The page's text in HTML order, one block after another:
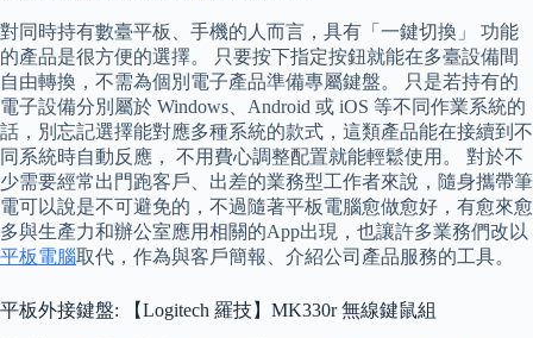
對同時持有數臺平板、手機的人而言，具有「一鍵切換」 功能
的產品是很方便的選擇。 只要按下指定按鈕就能在多臺設備間
自由轉換，不需為個別電子產品準備專屬鍵盤。 只是若持有的
電子設備分別屬於 Windows、Android 或 iOS 等不同作業系統的
話，別忘記選擇能對應多種系統的款式，這類產品能在接續到不
同系統時自動反應， 不用費心調整配置就能輕鬆使用。 對於不
少需要經常出門跑客戶、出差的業務型工作者來說，隨身攜帶筆
電可以說是不可避免的，不過隨著平板電腦愈做愈好，有愈來愈
多與生產力和辦公室應用相關的App出現，也讓許多業務們改以
平板電腦取代，作為與客戶簡報、介紹公司產品服務的工具。
平板外接鍵盤: 【Logitech 羅技】MK330r 無線鍵鼠組